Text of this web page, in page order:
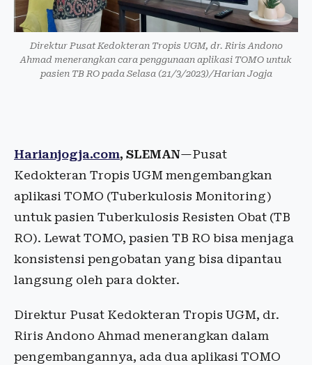
Direktur Pusat Kedokteran Tropis UGM, dr. Riris Andono
Ahmad menerangkan cara penggunaan aplikasi TOMO untuk
pasien TB RO pada Selasa (21/3/2023)/Harian Jogja
Harianjogja.com, SLEMAN—Pusat
Kedokteran Tropis UGM mengembangkan
aplikasi TOMO (Tuberkulosis Monitoring)
untuk pasien Tuberkulosis Resisten Obat (TB
RO). Lewat TOMO, pasien TB RO bisa menjaga
konsistensi pengobatan yang bisa dipantau
langsung oleh para dokter.
Direktur Pusat Kedokteran Tropis UGM, dr.
Riris Andono Ahmad menerangkan dalam
pengembangannya, ada dua aplikasi TOMO